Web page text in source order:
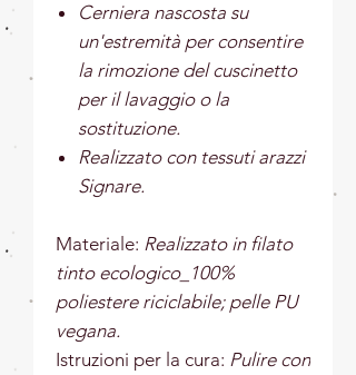
Cerniera nascosta su
un'estremità per consentire
la rimozione del cuscinetto
per il lavaggio o la
sostituzione.
Realizzato con tessuti arazzi
Signare.
Materiale: Realizzato in filato
tinto ecologico_100%
poliestere riciclabile; pelle PU
vegana.
Istruzioni per la cura: Pulire con